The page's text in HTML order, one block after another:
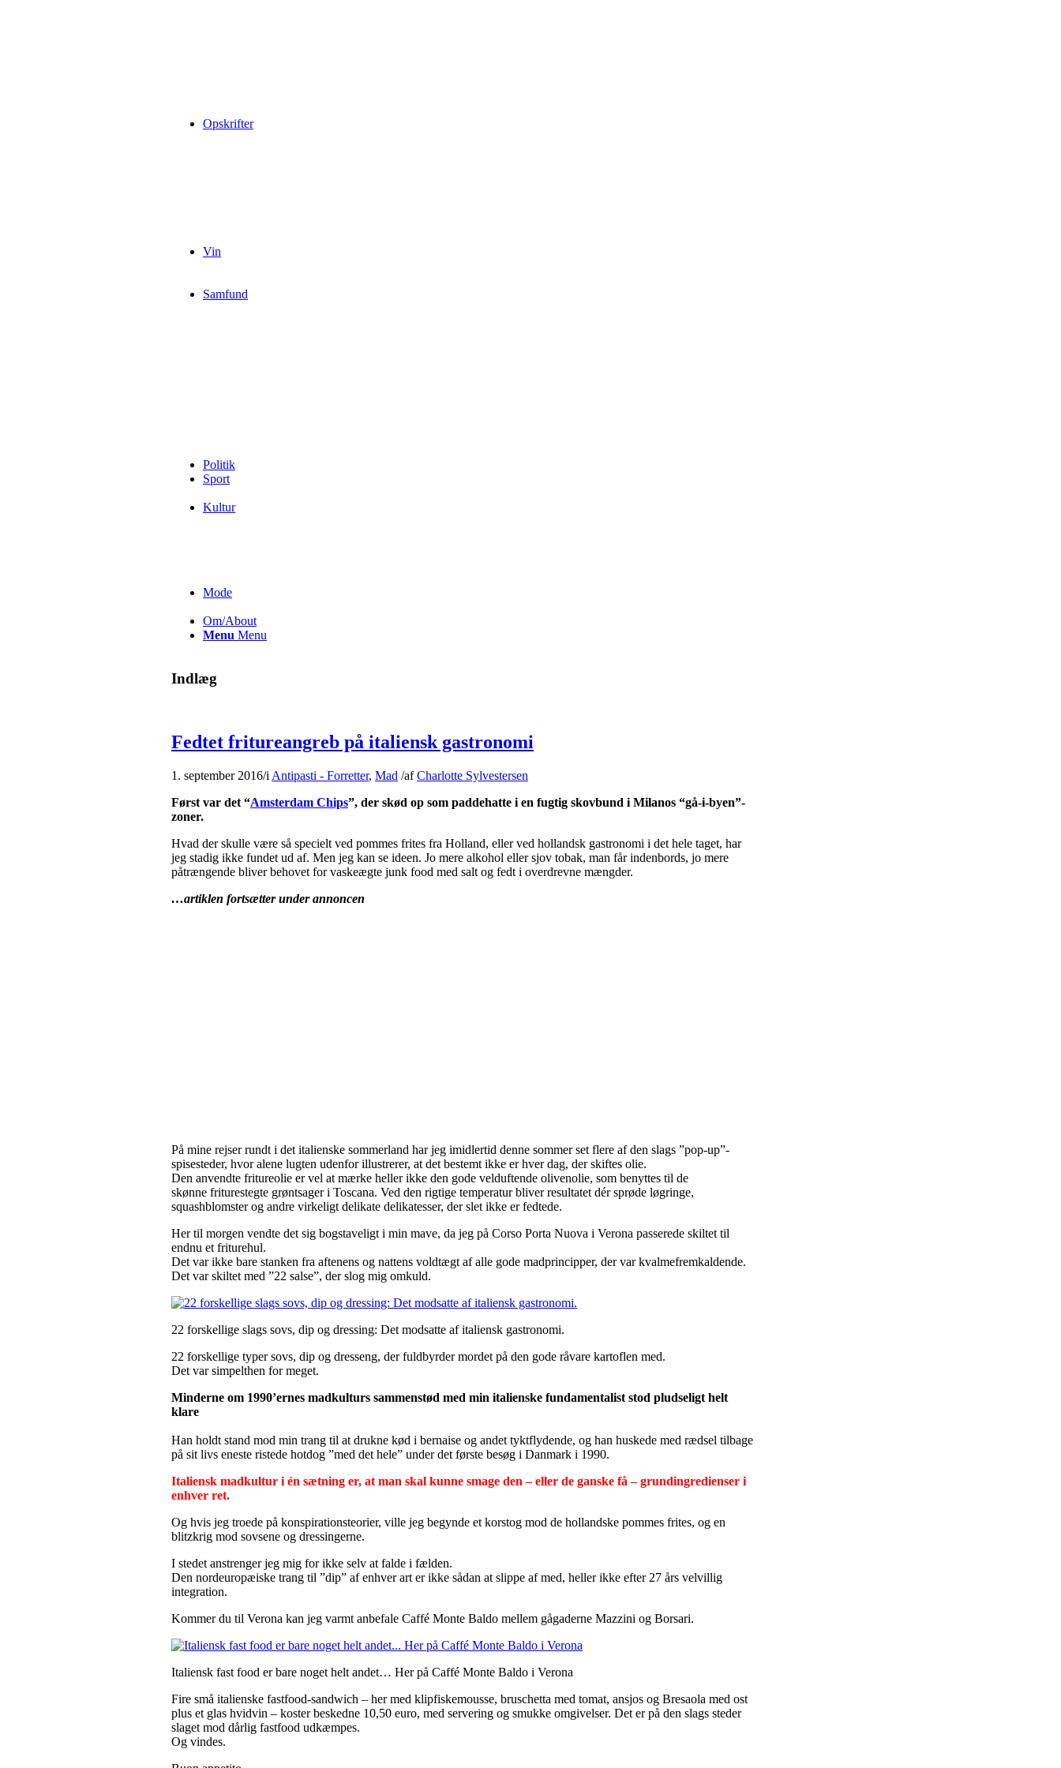
Opskrifter
Vin
Samfund
Politik
Sport
Kultur
Mode
Om/About
Menu Menu
Indlæg
Fedtet fritureangreb på italiensk gastronomi
1. september 2016/i Antipasti - Forretter, Mad /afCharlotte Sylvestersen
Først var det “Amsterdam Chips”, der skød op som paddehatte i en fugtig skovbund i Milanos “gå-i-byen”-
zoner.
Hvad der skulle være så specielt ved pommes frites fra Holland, eller ved hollandsk gastronomi i det hele taget, har
jeg stadig ikke fundet ud af. Men jeg kan se ideen. Jo mere alkohol eller sjov tobak, man får indenbords, jo mere
påtrængende bliver behovet for vaskeægte junk food med salt og fedt i overdrevne mængder.
…artiklen fortsætter under annoncen
På mine rejser rundt i det italienske sommerland har jeg imidlertid denne sommer set flere af den slags ”pop-up”-
spisesteder, hvor alene lugten udenfor illustrerer, at det bestemt ikke er hver dag, der skiftes olie.
Den anvendte fritureolie er vel at mærke heller ikke den gode velduftende olivenolie, som benyttes til de
skønne friturestegte grøntsager i Toscana. Ved den rigtige temperatur bliver resultatet dér sprøde løgringe,
squashblomster og andre virkeligt delikate delikatesser, der slet ikke er fedtede.
Her til morgen vendte det sig bogstaveligt i min mave, da jeg på Corso Porta Nuova i Verona passerede skiltet til
endnu et friturehul.
Det var ikke bare stanken fra aftenens og nattens voldtægt af alle gode madprincipper, der var kvalmefremkaldende.
Det var skiltet med ”22 salse”, der slog mig omkuld.
22 forskellige slags sovs, dip og dressing: Det modsatte af italiensk gastronomi.
22 forskellige typer sovs, dip og dresseng, der fuldbyrder mordet på den gode råvare kartoflen med.
Det var simpelthen for meget.
Minderne om 1990’ernes madkulturs sammenstød med min italienske fundamentalist stod pludseligt helt
klare
Han holdt stand mod min trang til at drukne kød i bernaise og andet tyktflydende, og han huskede med rædsel tilbage
på sit livs eneste ristede hotdog ”med det hele” under det første besøg i Danmark i 1990.
Italiensk madkultur i én sætning er, at man skal kunne smage den – eller de ganske få – grundingredienser i
enhver ret.
Og hvis jeg troede på konspirationsteorier, ville jeg begynde et korstog mod de hollandske pommes frites, og en
blitzkrig mod sovsene og dressingerne.
I stedet anstrenger jeg mig for ikke selv at falde i fælden.
Den nordeuropæiske trang til ”dip” af enhver art er ikke sådan at slippe af med, heller ikke efter 27 års velvillig
integration.
Kommer du til Verona kan jeg varmt anbefale Caffé Monte Baldo mellem gågaderne Mazzini og Borsari.
Italiensk fast food er bare noget helt andet… Her på Caffé Monte Baldo i Verona
Fire små italienske fastfood-sandwich – her med klipfiskemousse, bruschetta med tomat, ansjos og Bresaola med ost
plus et glas hvidvin – koster beskedne 10,50 euro, med servering og smukke omgivelser. Det er på den slags steder
slaget mod dårlig fastfood udkæmpes.
Og vindes.